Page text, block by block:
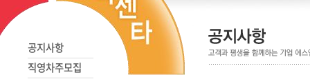
공지사항
직영차주모집